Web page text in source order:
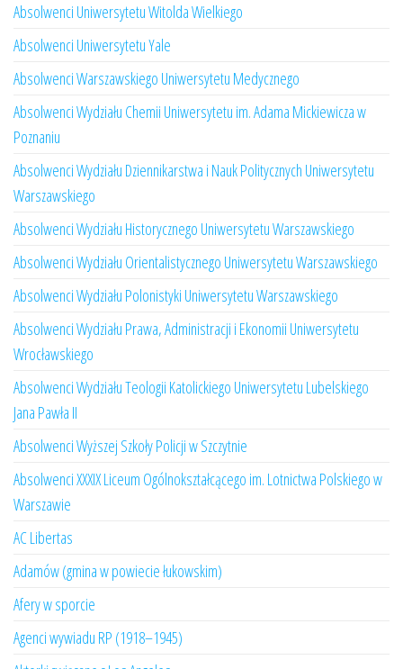
Absolwenci Uniwersytetu Witolda Wielkiego
Absolwenci Uniwersytetu Yale
Absolwenci Warszawskiego Uniwersytetu Medycznego
Absolwenci Wydziału Chemii Uniwersytetu im. Adama Mickiewicza w
Poznaniu
Absolwenci Wydziału Dziennikarstwa i Nauk Politycznych Uniwersytetu
Warszawskiego
Absolwenci Wydziału Historycznego Uniwersytetu Warszawskiego
Absolwenci Wydziału Orientalistycznego Uniwersytetu Warszawskiego
Absolwenci Wydziału Polonistyki Uniwersytetu Warszawskiego
Absolwenci Wydziału Prawa, Administracji i Ekonomii Uniwersytetu
Wrocławskiego
Absolwenci Wydziału Teologii Katolickiego Uniwersytetu Lubelskiego
Jana Pawła II
Absolwenci Wyższej Szkoły Policji w Szczytnie
Absolwenci XXXIX Liceum Ogólnokształcącego im. Lotnictwa Polskiego w
Warszawie
AC Libertas
Adamów (gmina w powiecie łukowskim)
Afery w sporcie
Agenci wywiadu RP (1918–1945)